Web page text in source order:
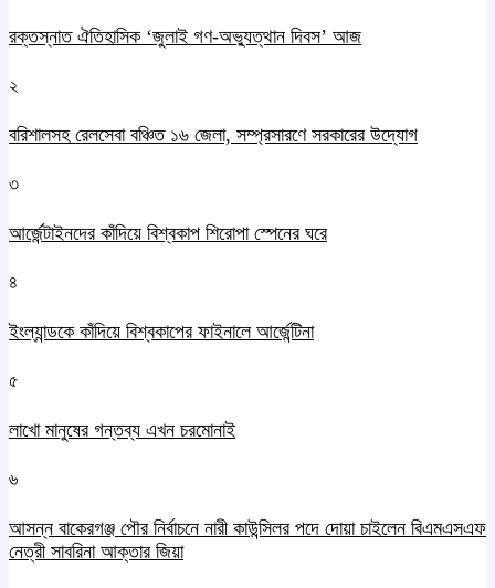
রক্তস্নাত ঐতিহাসিক ‌‘জুলাই গণ-অভ্যুত্থান দিবস’ আজ
২
বরিশালসহ রেলসেবা বঞ্চিত ১৬ জেলা, সম্প্রসারণে সরকারের উদ্যোগ
৩
আর্জেন্টাইনদের কাঁদিয়ে বিশ্বকাপ শিরোপা স্পেনের ঘরে
৪
ইংল্যান্ডকে কাঁদিয়ে বিশ্বকাপের ফাইনালে আর্জেন্টিনা
৫
লাখো মানুষের গন্তব্য এখন চরমোনাই
৬
আসন্ন বাকেরগঞ্জ পৌর নির্বাচনে নারী কাউন্সিলর পদে দোয়া চাইলেন বিএমএসএফ
নেত্রী সাবরিনা আক্তার জিয়া